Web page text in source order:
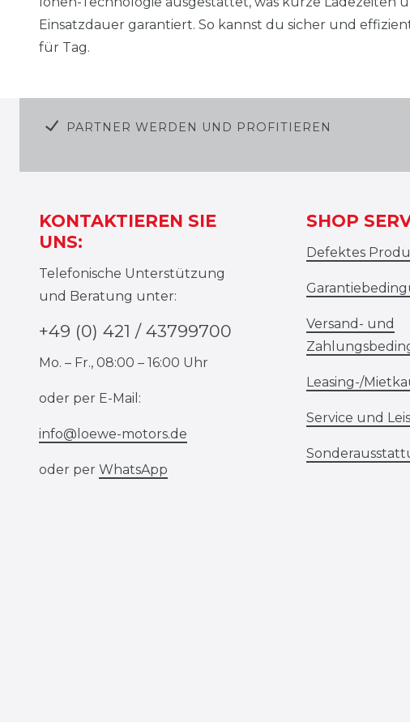
Einsatzdauer garantiert. So kannst du sicher und
für Tag.
PARTNER WERDEN UND PROFITIEREN
KONTAKTIEREN SIE
UNS:
Telefonische Unterstützung
und Beratung unter:
+49 (0) 421 / 43799700
Mo. – Fr., 08:00 – 16:00 Uhr
oder per E-Mail:
info@loewe-motors.de
oder per WhatsApp
SHOP
Defektes
Versand- und
Leasing-/
Service und